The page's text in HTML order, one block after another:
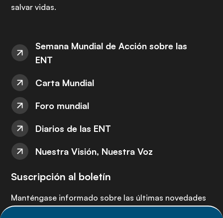
salvar vidas.
Semana Mundial de Acción sobre las
ENT
Carta Mundial
Foro mundial
Diarios de las ENT
Nuestra Visión, Nuestra Voz
Suscripción al boletín
Manténgase informado sobre las últimas novedades